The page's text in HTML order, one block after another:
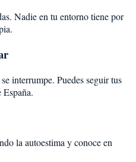
Nadie en tu entorno tiene por
interrumpe. Puedes seguir tus
España.
la autoestima y conoce en